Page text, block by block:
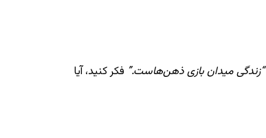
“زندگی میدان بازی ذهن‌هاست.” فکر کنید، آیا